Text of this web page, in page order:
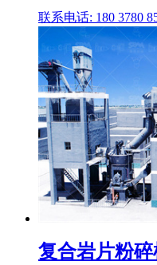
联系电话: 180 3780
复合岩片粉碎